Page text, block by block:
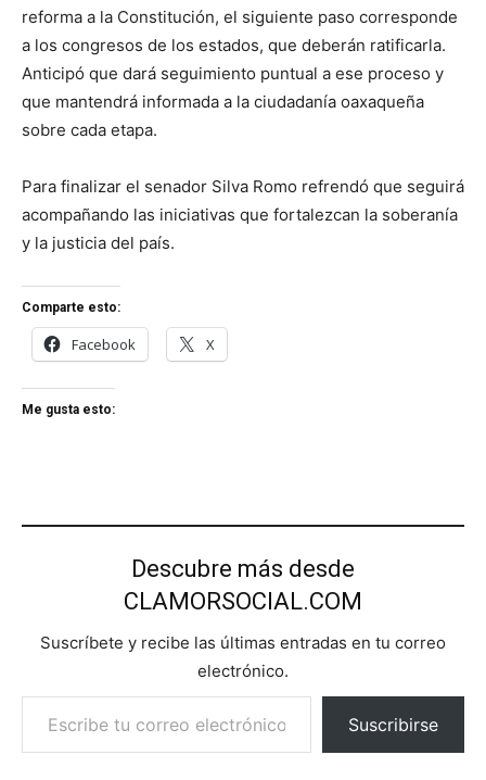
reforma a la Constitución, el siguiente paso corresponde
a los congresos de los estados, que deberán ratificarla.
Anticipó que dará seguimiento puntual a ese proceso y
que mantendrá informada a la ciudadanía oaxaqueña
sobre cada etapa.
Para finalizar el senador Silva Romo refrendó que seguirá
acompañando las iniciativas que fortalezcan la soberanía
y la justicia del país.
Comparte esto:
Facebook X
Me gusta esto:
Descubre más desde
CLAMORSOCIAL.COM
Suscríbete y recibe las últimas entradas en tu correo
electrónico.
Escribe tu correo electrónico…
Suscribirse